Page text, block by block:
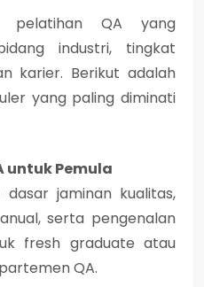
pelatihan QA yang
industri, tingkat
karier. Berikut adalah
yang paling diminati
untuk Pemula
jaminan kualitas,
serta pengenalan
fresh graduate atau
QA.